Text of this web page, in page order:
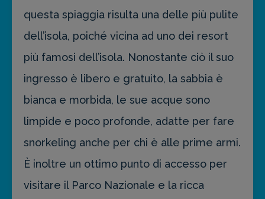
questa spiaggia risulta una delle più pulite
dell’isola, poiché vicina ad uno dei resort
più famosi dell’isola. Nonostante ciò il suo
ingresso è libero e gratuito, la sabbia è
bianca e morbida, le sue acque sono
limpide e poco profonde, adatte per fare
snorkeling anche per chi è alle prime armi.
È inoltre un ottimo punto di accesso per
visitare il Parco Nazionale e la ricca